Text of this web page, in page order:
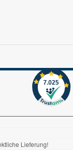
7.025
Lieferung!